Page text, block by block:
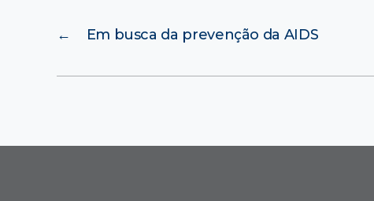
← Em busca da prevenção da AIDS